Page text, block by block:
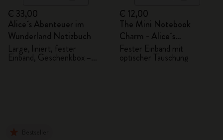
€ 33,00
Alice´s Abenteuer im
Wunderland Notizbuch
Large, liniert, fester
Einband, Geschenkbox –
€ 12,00
The Mini Notebook
Charm - Alice´s
Abenteuer im Wunderland
Fester Einband mit
optischer Täuschung